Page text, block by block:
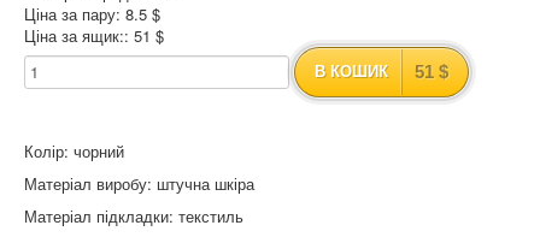
Ціна за пару: 8.5 $
Ціна за ящик:: 51 $
В КОШИК 51 $
Колір: чорний
Матеріал виробу: штучна шкіра
Матеріал підкладки: текстиль